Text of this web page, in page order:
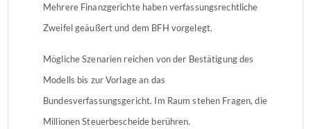
Mehrere Finanzgerichte haben verfassungsrechtliche
Zweifel geäußert und dem BFH vorgelegt.
Mögliche Szenarien reichen von der Bestätigung des
Modells bis zur Vorlage an das
Bundesverfassungsgericht. Im Raum stehen Fragen, die
Millionen Steuerbescheide berühren.